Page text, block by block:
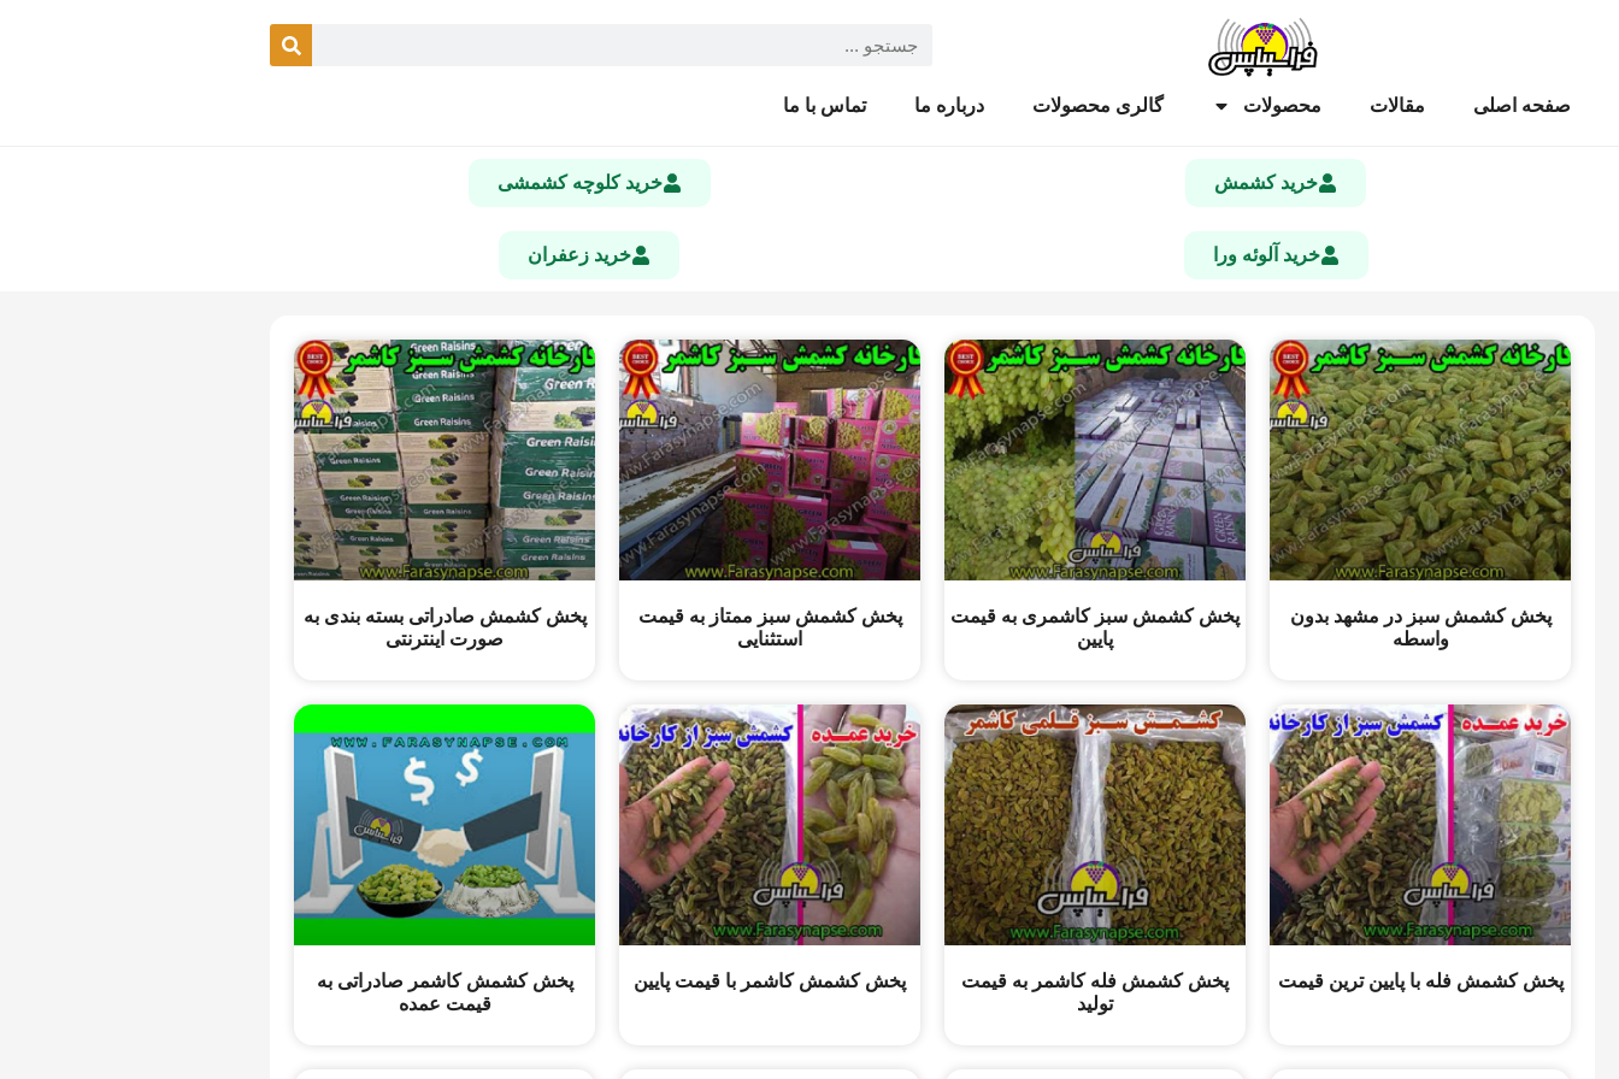
صفحه اصلی مقالات محصولات گالری محصولات درباره ما تماس با ما
خرید کشمش خرید کلوچه کشمشی
خرید آلوئه ورا خرید زعفران
پخش کشمش سبز در مشهد بدون
واسطه
پخش کشمش سبز کاشمری به قیمت
پایین
پخش کشمش سبز ممتاز به قیمت
استثنایی
پخش کشمش صادراتی بسته بندی به
صورت اینترنتی
پخش کشمش فله با پایین ترین قیمت
پخش کشمش فله کاشمر به قیمت
تولید
پخش کشمش کاشمر با قیمت پایین
پخش کشمش کاشمر صادراتی به
قیمت عمده